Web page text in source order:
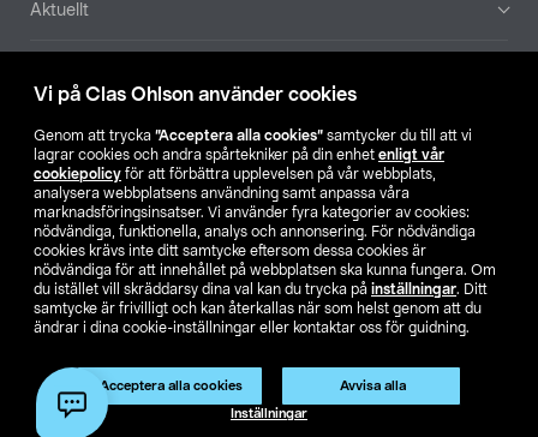
Vi på Clas Ohlson använder cookies
Genom att trycka ”Acceptera alla cookies” samtycker du till att vi
lagrar cookies och andra spårtekniker på din enhet enligt vår
cookiepolicy för att förbättra upplevelsen på vår webbplats,
analysera webbplatsens användning samt anpassa våra
marknadsföringsinsatser. Vi använder fyra kategorier av cookies:
nödvändiga, funktionella, analys och annonsering. För nödvändiga
cookies krävs inte ditt samtycke eftersom dessa cookies är
nödvändiga för att innehållet på webbplatsen ska kunna fungera. Om
du istället vill skräddarsy dina val kan du trycka på inställningar. Ditt
samtycke är frivilligt och kan återkallas när som helst genom att du
ändrar i dina cookie-inställningar eller kontaktar oss för guidning.
Acceptera alla cookies Avvisa alla
Inställningar
Produkten har utgått
Artikelnr: 51-3098
Aktuellt
Hitta butik
SE NO FI
Ändra till priser exklusive moms